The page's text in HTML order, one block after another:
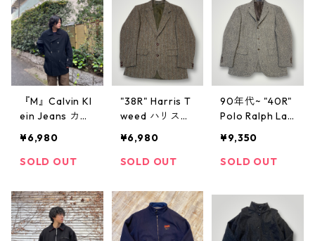
ビンテージ
『M』Calvin Kl
ein Jeans カル
ジーンズ ウー
ル ジャケット
高円寺 ビンテ
ージ
¥6,980
SOLD OUT
"38R" Harris T
weed ハリスツ
ツイード テー
ラードジャケッ
ン 古着 古着屋
高円寺 ビンテ
ージ
¥6,980
SOLD OUT
90年代~ "40R"
Polo Ralph Lau
ローレン ウー
ル ツイード テ
イト ブラック
古着 古着屋 高
円寺 ビンテー
¥9,350
SOLD OUT